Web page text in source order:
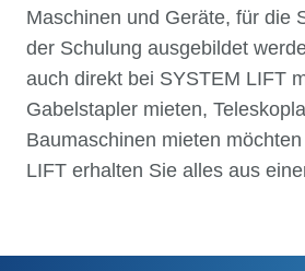
Maschinen und Geräte, für die
der Schulung ausgebildet
auch direkt bei SYSTEM LIFT
Gabelstapler mieten,
Baumaschinen mieten
LIFT erhalten Sie alles aus